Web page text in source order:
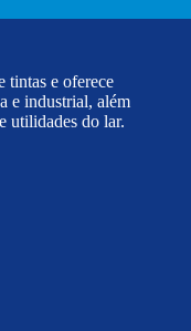
tintas e oferece
e industrial, além
utilidades do lar.